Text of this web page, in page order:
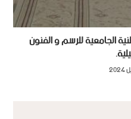
الجامعية للرسم و الفنون